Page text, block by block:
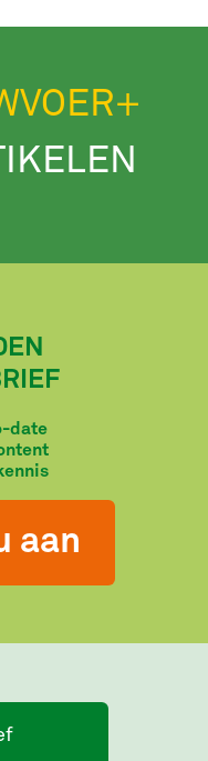
date
aan